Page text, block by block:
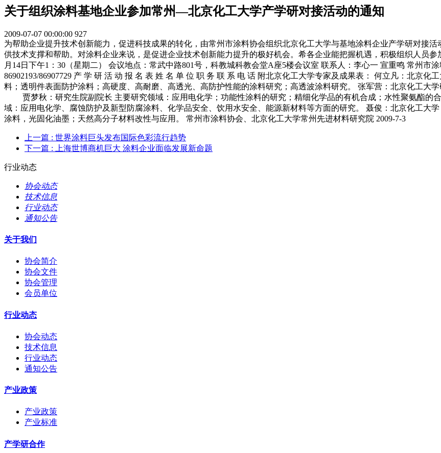
关于组织涂料基地企业参加常州—北京化工大学产学研对接活动的通知
2009-07-07 00:00:00 927
为帮助企业提升技术创新能力，促进科技成果的转化，由常州市涂料协会组织北京化工大学与基地涂料企业产学研对接
供技术支撑和帮助。对涂料企业来说，是促进企业技术创新能力提升的极好机会。希各企业能把握机遇，积极组织人员
月14日下午1：30（星期二） 会议地点：常武中路801号，科教城科教会堂A座5楼会议室 联系人：李心一 宣重鸣 常州市
86902193/86907729 产 学 研 活 动 报 名 表 姓 名 单 位 职 务 联 系 电 话 附北京化工大学专家及成果表： 何立凡：北京
料；透明件表面防护涂料；高硬度、高耐磨、高透光、高防护性能的涂料研究；高透波涂料研究。 张军营：北京化工大
贾梦秋：研究生院副院长 主要研究领域：应用电化学；功能性涂料的研究；精细化学品的有机合成；水性聚氨酯的
域：应用电化学、腐蚀防护及新型防腐涂料、化学品安全、饮用水安全、能源新材料等方面的研究。 聂俊：北京化工大
涂料，光固化油墨；天然高分子材料改性与应用。 常州市涂料协会、北京化工大学常州先进材料研究院 2009-7-3
上一篇 : 世界涂料巨头发布国际色彩流行趋势
下一篇 : 上海世博商机巨大 涂料企业面临发展新命题
行业动态
协会动态
技术信息
行业动态
通知公告
关于我们
协会简介
协会文件
协会管理
会员单位
行业动态
协会动态
技术信息
行业动态
通知公告
产业政策
产业政策
产业标准
产学研合作